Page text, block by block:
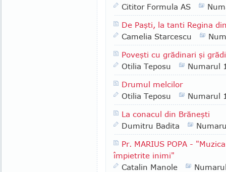
Cititor Formula AS
De Paşti, la tanti Regina
Camelia Starcescu
Poveşti cu grădinari şi
Otilia Teposu
Numarul
Drumul melcilor
Otilia Teposu
Numarul
La conacul din Brăneşti
Dumitru Badita
Pr. MARIUS POPA -
împietrite inimi"
Catalin Manole